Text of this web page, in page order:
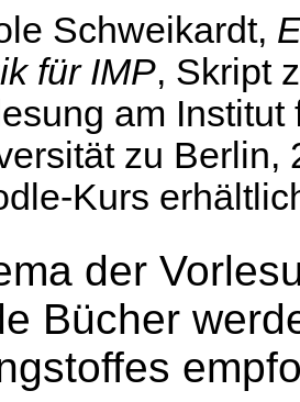
Schweikardt,
für IMP, Skript
am
zu Berlin,
Kurs
der
Bücher